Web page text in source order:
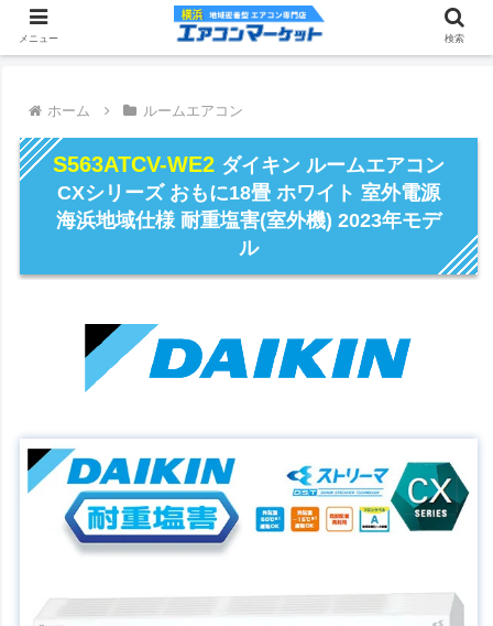
ホーム ルームエアコン
S563ATCV-WE2 ダイキン ルームエアコン
CXシリーズ おもに18畳 ホワイト 室外電源
海浜地域仕様 耐重塩害(室外機) 2023年モデ
ル
メニュー 検索